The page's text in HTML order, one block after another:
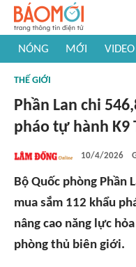
NÓNG MỚI VIDEO
#Khám phá thế giới
THẾ GIỚI
Phần Lan chi
pháo tự hành K9
10/4/2026
Bộ Quốc phòng Phần
mua sắm 112 khẩu
nâng cao năng lực
phòng thủ biên giới.